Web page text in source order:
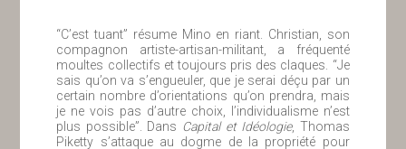
“C’est tuant” résume Mino en riant. Christian, son
compagnon artiste-artisan-militant, a fréquenté
moultes collectifs et toujours pris des claques. “Je
sais qu’on va s’engueuler, que je serai déçu par un
certain nombre d’orientations qu’on prendra, mais
je ne vois pas d’autre choix, l’individualisme n’est
plus possible”. Dans Capital et Idéologie, Thomas
Piketty s’attaque au dogme de la propriété pour